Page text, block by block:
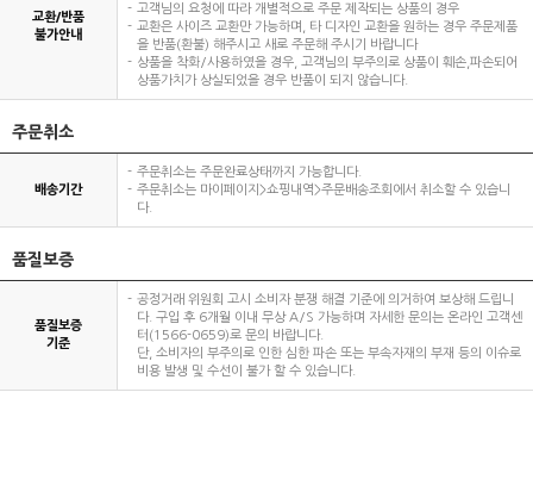
교환/반품
불가안내
고객님의 요청에 따라 개별적으로 주문 제작되는 상품의 경우
교환은 사이즈 교환만 가능하며, 타 디자인 교환을 원하는 경우 주문제품
을 반품(환불) 해주시고 새로 주문해 주시기 바랍니다
상품을 착화/사용하였을 경우, 고객님의 부주의로 상품이 훼손,파손되어
상품가치가 상실되었을 경우 반품이 되지 않습니다.
주문취소
배송기간
주문취소는 주문완료상태까지 가능합니다.
주문취소는 마이페이지>쇼핑내역>주문배송조회에서 취소할 수 있습니
다.
품질보증
품질보증
기준
공정거래 위원회 고시 소비자 분쟁 해결 기준에 의거하여 보상해 드립니
다. 구입 후 6개월 이내 무상 A/S 가능하며 자세한 문의는 온라인 고객센
터(1566-0659)로 문의 바랍니다.
단, 소비자의 부주의로 인한 심한 파손 또는 부속자재의 부재 등의 이슈로
비용 발생 및 수선이 불가 할 수 있습니다.